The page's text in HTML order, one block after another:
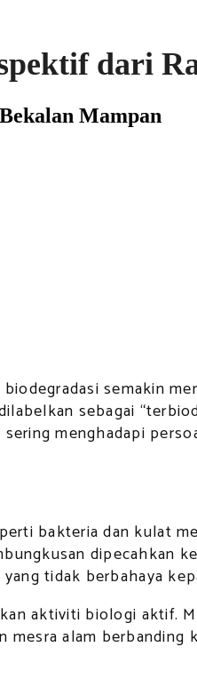
dari
Mampan
semakin
sebagai
menghadapi
bakteria dan kulat
dipecahkan
tidak berbahaya
aktiviti biologi aktif.
alam berbanding